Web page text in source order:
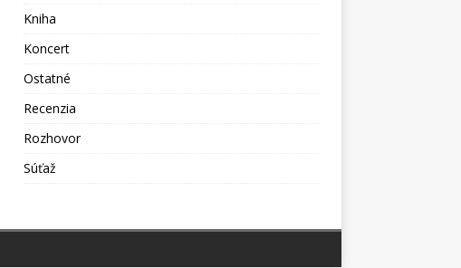
Kniha
Koncert
Ostatné
Recenzia
Rozhovor
Súťaž